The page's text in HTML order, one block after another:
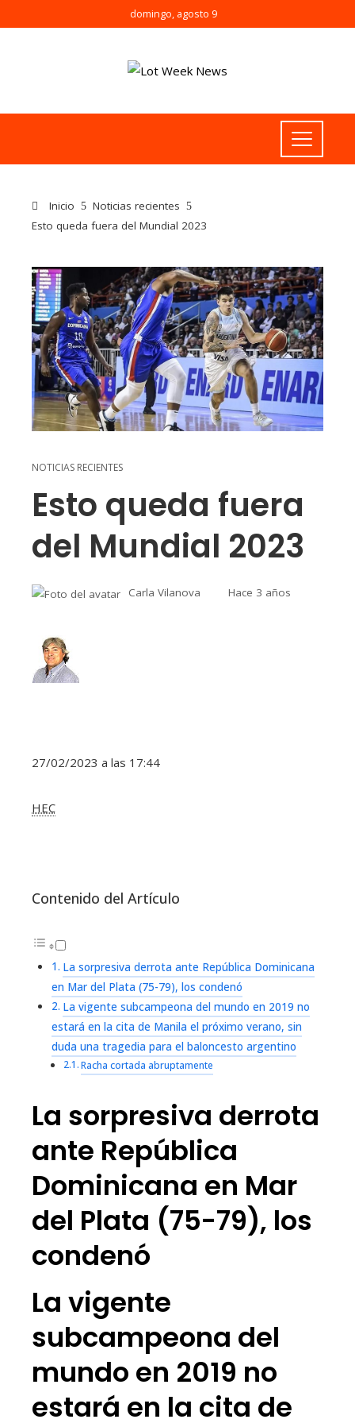
domingo, agosto 9
Inicio
Noticias recientes
Esto queda fuera del Mundial 2023
NOTICIAS RECIENTES
Esto queda fuera
del Mundial 2023
Carla Vilanova Hace 3 años
27/02/2023 a las 17:44
HEC
Contenido del Artículo
La sorpresiva derrota ante República Dominicana
en Mar del Plata (75-79), los condenó
La vigente subcampeona del mundo en 2019 no
estará en la cita de Manila el próximo verano, sin
duda una tragedia para el baloncesto argentino
Racha cortada abruptamente
La sorpresiva derrota
ante República
Dominicana en Mar
del Plata (75-79), los
condenó
La vigente
subcampeona del
mundo en 2019 no
estará en la cita de